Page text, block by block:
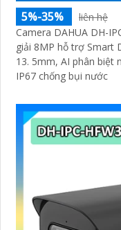
5%-35%
liên hệ
Camera DAHUA DH-
giải 8MP hỗ trợ Smart
13. 5mm, AI phân biệt
IP67 chống bụi nước